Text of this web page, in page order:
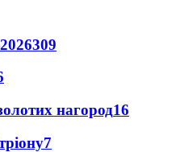
309
нагород16
7